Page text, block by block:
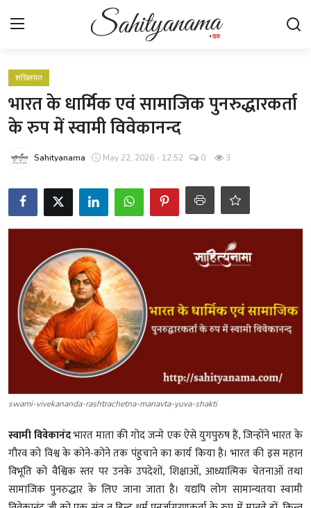
स्वतंत्रता सेनानी
साहित्य समाचार
होम
कहानी
आलेख
शख्सियत
धरोहर
यात्रावृत्तांत
सिनेमा
शायरी
शख्सियत
भारत के धार्मिक एवं सामाजिक पुनरुद्धारकर्ता
के रुप में स्वामी विवेकानन्द
Sahityanama May 22, 2026 - 12:52 0 3
swami-vivekananda-rashtrachetna-manavta-yuva-shakti
स्वामी विवेकानंदभारत माता की गोद जन्मे एक ऐसे युगपुरुष हैं, जिन्होंने भारत के
गौरव को विश्व के कोने-कोने तक पंहुचाने का कार्य किया है। भारत की इस महान
विभूति को वैश्विक स्तर पर उनके उपदेशों, शिक्षाओं, आध्यात्मिक चेतनाओं तथा
सामाजिक पुनरुद्धार के लिए जाना जाता है। यद्यपि लोग सामान्यतया स्वामी